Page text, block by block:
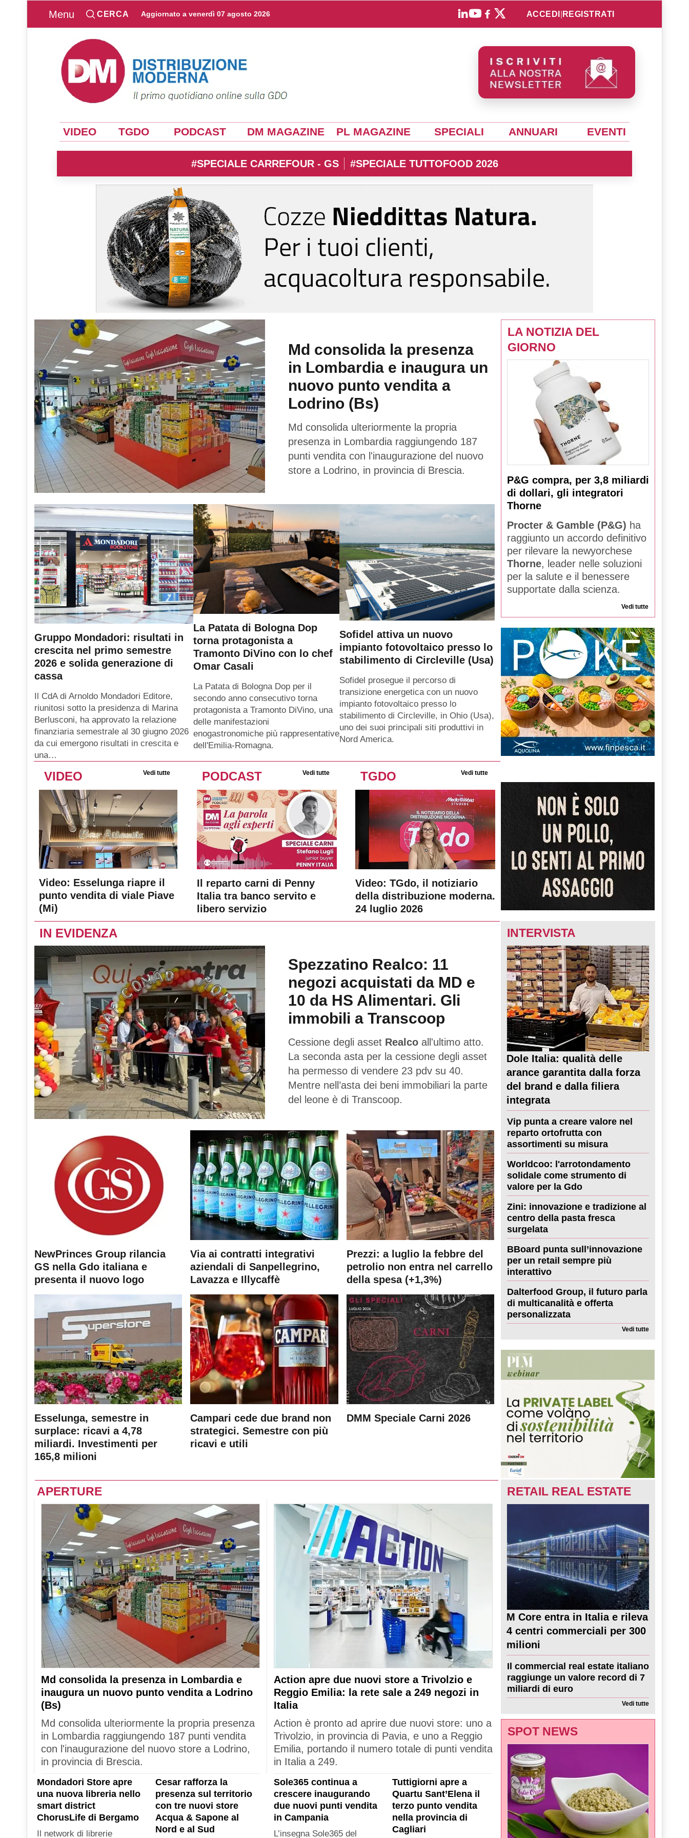
Menu CERCA Aggiornato a venerdì 07 agosto 2026 ACCEDI REGISTRATI
VIDEO TGDO PODCAST DM MAGAZINE PL MAGAZINE SPECIALI ANNUARI EVENTI
#SPECIALE CARREFOUR - GS #SPECIALE TUTTOFOOD 2026
Md consolida la presenza
in Lombardia e inaugura un
nuovo punto vendita a
Lodrino (Bs)
Md consolida ulteriormente la propria
presenza in Lombardia raggiungendo 187
punti vendita con l'inaugurazione del nuovo
store a Lodrino, in provincia di Brescia.
Gruppo Mondadori: risultati in
crescita nel primo semestre
2026 e solida generazione di
cassa
Il CdA di Arnoldo Mondadori Editore,
riunitosi sotto la presidenza di Marina
Berlusconi, ha approvato la relazione
finanziaria semestrale al 30 giugno 2026
da cui emergono risultati in crescita e
una…
La Patata di Bologna Dop
torna protagonista a
Tramonto DiVino con lo chef
Omar Casali
La Patata di Bologna Dop per il
secondo anno consecutivo torna
protagonista a Tramonto DiVino, una
delle manifestazioni
enogastronomiche più rappresentative
dell'Emilia-Romagna.
Sofidel attiva un nuovo
impianto fotovoltaico presso lo
stabilimento di Circleville (Usa)
Sofidel prosegue il percorso di
transizione energetica con un nuovo
impianto fotovoltaico presso lo
stabilimento di Circleville, in Ohio (Usa),
uno dei suoi principali siti produttivi in
Nord America.
LA NOTIZIA DEL
GIORNO
P&G compra, per 3,8 miliardi
di dollari, gli integratori
Thorne
Procter & Gamble (P&G) ha
raggiunto un accordo definitivo
per rilevare la newyorchese
Thorne, leader nelle soluzioni
per la salute e il benessere
supportate dalla scienza.
Vedi tutte
VIDEO Vedi tutte
Video: Esselunga riapre il
punto vendita di viale Piave
(Mi)
PODCAST Vedi tutte
Il reparto carni di Penny
Italia tra banco servito e
libero servizio
TGDO Vedi tutte
Video: TGdo, il notiziario
della distribuzione moderna.
24 luglio 2026
IN EVIDENZA
Spezzatino Realco: 11
negozi acquistati da MD e
10 da HS Alimentari. Gli
immobili a Transcoop
Cessione degli asset Realco all'ultimo atto.
La seconda asta per la cessione degli asset
ha permesso di vendere 23 pdv su 40.
Mentre nell’asta dei beni immobiliari la parte
del leone è di Transcoop.
NewPrinces Group rilancia
GS nella Gdo italiana e
presenta il nuovo logo
Via ai contratti integrativi
aziendali di Sanpellegrino,
Lavazza e Illycaffè
Prezzi: a luglio la febbre del
petrolio non entra nel carrello
della spesa (+1,3%)
Esselunga, semestre in
surplace: ricavi a 4,78
miliardi. Investimenti per
165,8 milioni
Campari cede due brand non
strategici. Semestre con più
ricavi e utili
DMM Speciale Carni 2026
INTERVISTA
Dole Italia: qualità delle
arance garantita dalla forza
del brand e dalla filiera
integrata
Vip punta a creare valore nel
reparto ortofrutta con
assortimenti su misura
Worldcoo: l'arrotondamento
solidale come strumento di
valore per la Gdo
Zini: innovazione e tradizione al
centro della pasta fresca
surgelata
BBoard punta sull’innovazione
per un retail sempre più
interattivo
Dalterfood Group, il futuro parla
di multicanalità e offerta
personalizzata
Vedi tutte
APERTURE
Md consolida la presenza in Lombardia e
inaugura un nuovo punto vendita a Lodrino
(Bs)
Md consolida ulteriormente la propria presenza
in Lombardia raggiungendo 187 punti vendita
con l'inaugurazione del nuovo store a Lodrino,
in provincia di Brescia.
Action apre due nuovi store a Trivolzio e
Reggio Emilia: la rete sale a 249 negozi in
Italia
Action è pronto ad aprire due nuovi store: uno a
Trivolzio, in provincia di Pavia, e uno a Reggio
Emilia, portando il numero totale di punti vendita
in Italia a 249.
Mondadori Store apre
una nuova libreria nello
smart district
ChorusLife di Bergamo
Il network di librerie
Cesar rafforza la
presenza sul territorio
con tre nuovi store
Acqua & Sapone al
Nord e al Sud
Sole365 continua a
crescere inaugurando
due nuovi punti vendita
in Campania
L’insegna Sole365 del
Tuttigiorni apre a
Quartu Sant’Elena il
terzo punto vendita
nella provincia di
Cagliari
RETAIL REAL ESTATE
M Core entra in Italia e rileva
4 centri commerciali per 300
milioni
Il commercial real estate italiano
raggiunge un valore record di 7
miliardi di euro
Vedi tutte
SPOT NEWS